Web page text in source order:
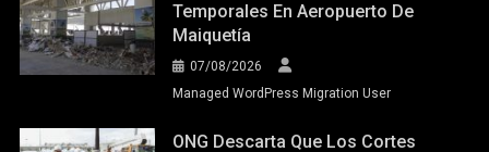
Temporales En Aeropuerto De
Maiquetía
07/08/2026
Managed WordPress Migration User
ONG Descarta Que Los Cortes